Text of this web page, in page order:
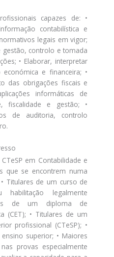
capazes de: •
contabilística e
legais em vigor;
gestão, controlo e tomada
• Elaborar, interpretar
e financeira; •
das obrigações fiscais e
informáticas de
fiscalidade e gestão; •
de auditoria, controlo
em Contabilidade e
que se encontrem numa
Titulares de um curso de
legalmente
de um diploma de
(CET); • Titulares de um
profissional (CTeSP); •
superior; • Maiores
provas especialmente